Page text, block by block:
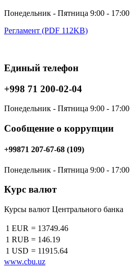
Понедельник - Пятница 9:00 - 17:00
Регламент (PDF 112KB)
Единый телефон
+998 71 200-02-04
Понедельник - Пятница 9:00 - 17:00
Сообщение о коррупции
+99871 207-67-68 (109)
Понедельник - Пятница 9:00 - 17:00
Курс валют
Курсы валют Центрального банка
1 EUR = 13749.46
1 RUB = 146.19
1 USD = 11915.64
www.cbu.uz